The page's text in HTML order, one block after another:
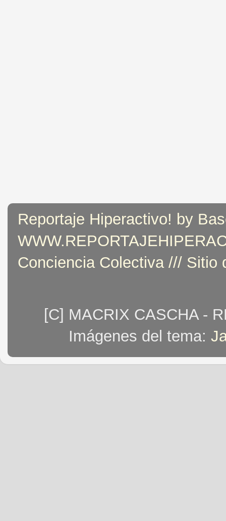
Reportaje Hiperactivo! by
Conciencia Colectiva /// Sitio
[C] MACRIX CASCHA -
Imágenes del tema: